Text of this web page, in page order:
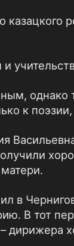
к
в
В тот
дирижера